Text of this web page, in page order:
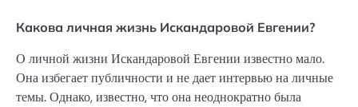
Какова личная жизнь Искандаровой Евгении?
О личной жизни Искандаровой Евгении известно мало.
Она избегает публичности и не дает интервью на личные
темы. Однако, известно, что она неоднократно была